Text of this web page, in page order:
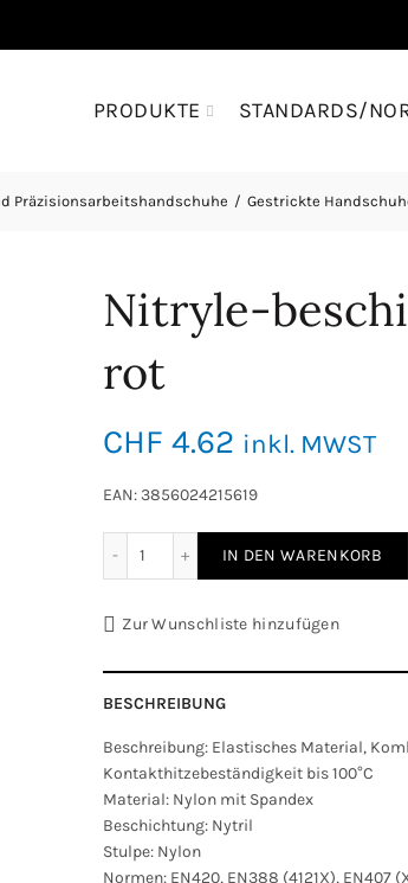
PRODUKTE STANDARDS/
Präzisionsarbeitshandschuhe Gestrickte
Nitryle-
rot
CHF 4.62 inkl. MWST
EAN: 3856024215619
IN DEN WARENKORB
Zur Wunschliste hinzufügen
BESCHREIBUNG
Beschreibung: Elastisches Material,
Kontakthitzebeständigkeit bis 100°C
Material: Nylon mit Spandex
Beschichtung: Nytril
Stulpe: Nylon
Normen: EN420, EN388 (4121X), EN407